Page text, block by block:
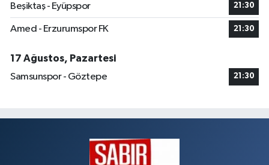
Beşiktaş - Eyüpspor 21:30
Amed - Erzurumspor FK 21:30
17 Ağustos, Pazartesi
Samsunspor - Göztepe
21:30